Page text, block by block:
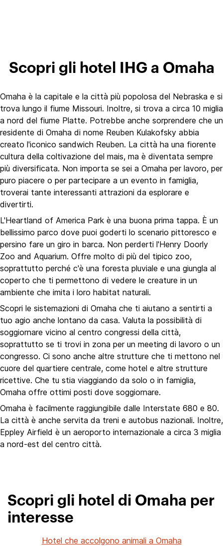
Scopri gli hotel IHG a Omaha
Omaha è la capitale e la città più popolosa del Nebraska e si
trova lungo il fiume Missouri. Inoltre, si trova a circa 10 miglia
a nord del fiume Platte. Potrebbe anche sorprendere che un
residente di Omaha di nome Reuben Kulakofsky abbia
creato l'iconico sandwich Reuben. La città ha una fiorente
cultura della coltivazione del mais, ma è diventata sempre
più diversificata. Non importa se sei a Omaha per lavoro, per
puro piacere o per partecipare a un evento in famiglia,
troverai tante interessanti attrazioni da esplorare e
divertirti.
L'Heartland of America Park è una buona prima tappa. È un
bellissimo parco dove puoi goderti lo scenario pittoresco e
persino fare un giro in barca. Non perderti l'Henry Doorly
Zoo and Aquarium. Offre molto di più del tipico zoo,
soprattutto perché c'è una foresta pluviale e una giungla al
coperto che ti permettono di vedere le creature in un
ambiente che imita i loro habitat naturali.
Scopri le sistemazioni di Omaha che ti aiutano a sentirti a
tuo agio anche lontano da casa. Valuta la possibilità di
soggiornare vicino al centro congressi della città,
soprattutto se ti trovi in zona per un meeting di lavoro o un
congresso. Ci sono anche altre strutture che ti mettono nel
cuore del quartiere centrale, come hotel e altre strutture
ricettive. Che tu stia viaggiando da solo o in famiglia,
Omaha offre ottimi posti dove soggiornare.
Omaha è facilmente raggiungibile dalle Interstate 680 e 80.
La città è anche servita da treni e autobus nazionali. Inoltre,
Eppley Airfield è un aeroporto internazionale a circa 3 miglia
a nord-est del centro città.
Scopri gli hotel di Omaha per
interesse
Hotel che accolgono animali a Omaha